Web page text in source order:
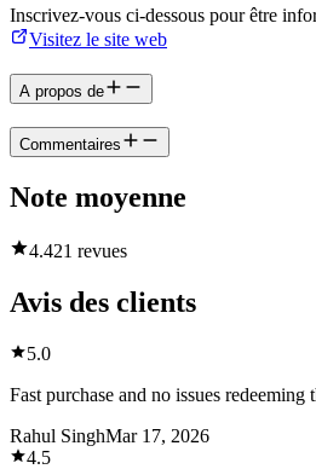
Inscrivez-vous ci-dessous pour être
Visitez le site web
A propos de
Commentaires
Note moyenne
4.421 revues
Avis des clients
5.0
Fast purchase and no issues redeeming
Rahul SinghMar 17, 2026
4.5